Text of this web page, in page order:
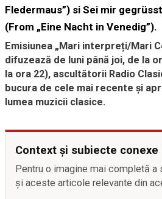
Fledermaus”) si Sei mir
(From „Eine Nacht in Venedig”).
Emisiunea „Mari interpreți/Mari
difuzează de luni până joi, de la
la ora 22), ascultătorii Radio
bucura de cele mai recente și
lumea muzicii clasice.
Context și subiecte conexe
Pentru o imagine mai completă a
și aceste articole relevante din